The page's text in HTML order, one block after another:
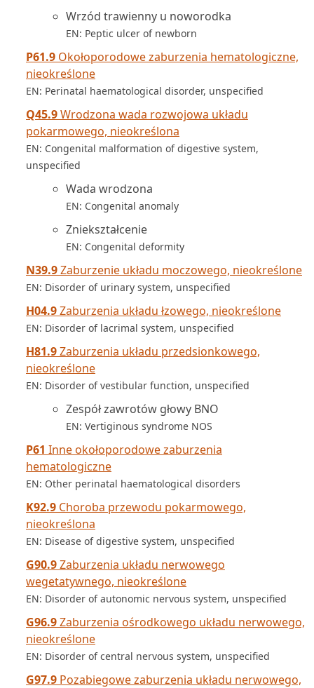
Wrzód trawienny u noworodka
EN: Peptic ulcer of newborn
P61.9 Okołoporodowe zaburzenia hematologiczne,
nieokreślone
EN: Perinatal haematological disorder, unspecified
Q45.9Wrodzona wada rozwojowa układu
pokarmowego, nieokreślona
EN: Congenital malformation of digestive system,
unspecified
Wada wrodzona
EN: Congenital anomaly
Zniekształcenie
EN: Congenital deformity
N39.9Zaburzenie układu moczowego, nieokreślone
EN: Disorder of urinary system, unspecified
H04.9Zaburzenia układu łzowego, nieokreślone
EN: Disorder of lacrimal system, unspecified
H81.9Zaburzenia układu przedsionkowego,
nieokreślone
EN: Disorder of vestibular function, unspecified
Zespół zawrotów głowy BNO
EN: Vertiginous syndrome NOS
P61 Inne okołoporodowe zaburzenia
hematologiczne
EN: Other perinatal haematological disorders
K92.9 Choroba przewodu pokarmowego,
nieokreślona
EN: Disease of digestive system, unspecified
G90.9Zaburzenia układu nerwowego
wegetatywnego, nieokreślone
EN: Disorder of autonomic nervous system, unspecified
G96.9Zaburzenia ośrodkowego układu nerwowego,
nieokreślone
EN: Disorder of central nervous system, unspecified
G97.9 Pozabiegowe zaburzenia układu nerwowego,